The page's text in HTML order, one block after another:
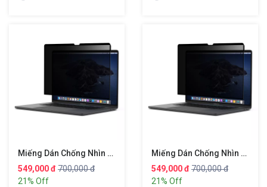
Miếng Dán Chống Nhìn Trộm Film Từ Tính Cho Macbook Pro M1 / Air M1 13 Inch Hiệu WIWU Magnetic Screen Protector Privacy
549,000 đ 700,000 đ
21% Off
Miếng Dán Chống Nhìn Trộm Film Từ Tính Cho Macbook Air 13 Inch Hiệu WIWU Magnetic Screen Protector Privacy
549,000 đ 700,000 đ
21% Off